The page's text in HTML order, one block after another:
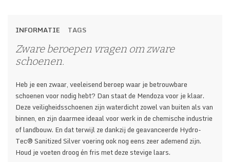
INFORMATIE TAGS
Zware beroepen vragen om zware
schoenen.
Heb je een zwaar, veeleisend beroep waar je betrouwbare
schoenen voor nodig hebt? Dan staat de Mendoza voor je klaar.
Deze veiligheidsschoenen zijn waterdicht zowel van buiten als van
binnen, en zijn daarmee ideaal voor werk in de chemische industrie
of landbouw. En dat terwijl ze dankzij de geavanceerde Hydro-
Tec® Sanitized Silver voering ook nog eens zeer ademend zijn.
Houd je voeten droog én fris met deze stevige laars.